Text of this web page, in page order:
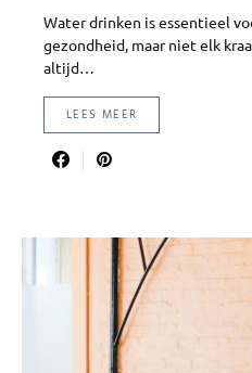
Water drinken is essentieel
gezondheid, maar niet elk
altijd…
LEES MEER